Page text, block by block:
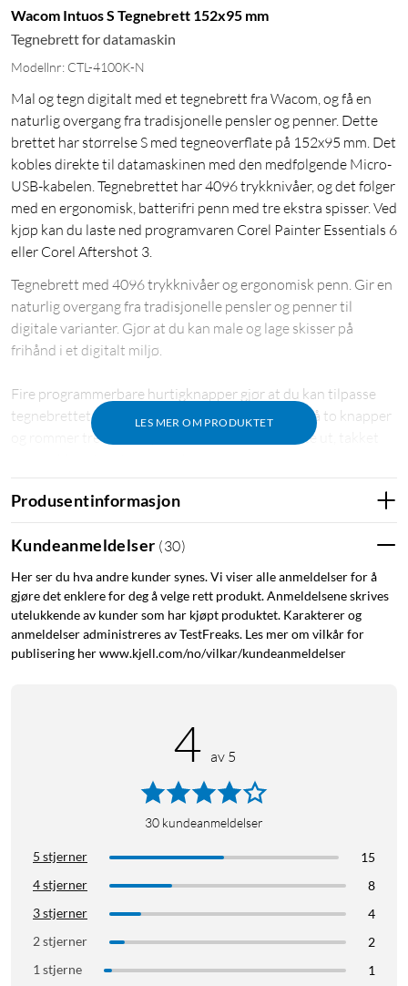
Wacom Intuos S Tegnebrett 152x95 mm
Tegnebrett for datamaskin
Modellnr: CTL-4100K-N
Mal og tegn digitalt med et tegnebrett fra Wacom, og få en
naturlig overgang fra tradisjonelle pensler og penner. Dette
brettet har størrelse S med tegneoverflate på 152x95 mm. Det
kobles direkte til datamaskinen med den medfølgende Micro-
USB-kabelen. Tegnebrettet har 4096 trykknivåer, og det følger
med en ergonomisk, batterifri penn med tre ekstra spisser. Ved
kjøp kan du laste ned programvaren Corel Painter Essentials 6
eller Corel Aftershot 3.
LES MER OM PRODUKTET
Tegnebrett med 4096 trykknivåer og ergonomisk penn. Gir en
naturlig overgang fra tradisjonelle pensler og penner til
digitale varianter. Gjør at du kan male og lage skisser på
frihånd i et digitalt miljø.
Fire programmerbare hurtigknapper gjør at du kan tilpasse
tegnebrettet etter bruksområde. Pennen har også to knapper
og rommer tre ekstra spisser som er enkle å skifte ut, takket
Kobles direkte til datamaskinen via den medfølgende Micro-
USB-kabelen. Leveres med programvaren Corel Painter
Essentials 6 eller Corel Aftershot 3 (nedlasting).
Kompatibel med Windows 7, 8 og 10 samt Mac OS 10.11 og
nyere. Mål: 200x160x8,8 mm. Tegneoverflate 152x95 mm.
Vekt: 230 g.
Produsentinformasjon
Kundeanmeldelser (30)
Her ser du hva andre kunder synes. Vi viser alle anmeldelser for å
gjøre det enklere for deg å velge rett produkt. Anmeldelsene skrives
utelukkende av kunder som har kjøpt produktet. Karakterer og
anmeldelser administreres av TestFreaks. Les mer om vilkår for
publisering her www.kjell.com/no/vilkar/kundeanmeldelser
4 av 5
30 kundeanmeldelser
5 stjerner
15
4 stjerner
8
3 stjerner
4
2 stjerner
2
1 stjerne
1